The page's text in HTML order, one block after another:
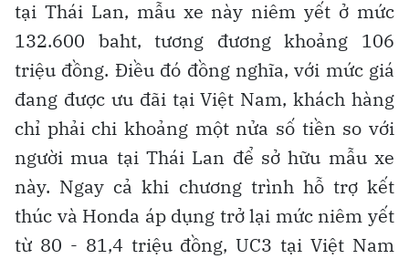
tại Thái Lan, mẫu xe này niêm yết ở mức
132.600 baht, tương đương khoảng 106
triệu đồng. Điều đó đồng nghĩa, với mức giá
đang được ưu đãi tại Việt Nam, khách hàng
chỉ phải chi khoảng một nửa số tiền so với
người mua tại Thái Lan để sở hữu mẫu xe
này. Ngay cả khi chương trình hỗ trợ kết
thúc và Honda áp dụng trở lại mức niêm yết
từ 80 - 81,4 triệu đồng, UC3 tại Việt Nam